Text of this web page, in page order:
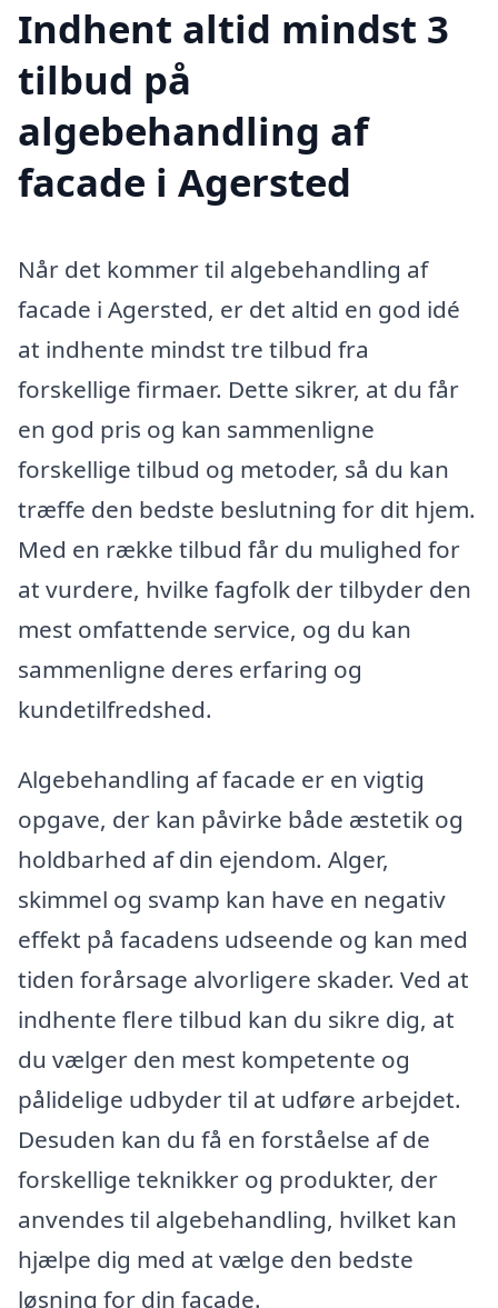
Indhent altid mindst 3
tilbud på
algebehandling af
facade i Agersted
Når det kommer til algebehandling af
facade i Agersted, er det altid en god idé
at indhente mindst tre tilbud fra
forskellige firmaer. Dette sikrer, at du får
en god pris og kan sammenligne
forskellige tilbud og metoder, så du kan
træffe den bedste beslutning for dit hjem.
Med en række tilbud får du mulighed for
at vurdere, hvilke fagfolk der tilbyder den
mest omfattende service, og du kan
sammenligne deres erfaring og
kundetilfredshed.
Algebehandling af facade er en vigtig
opgave, der kan påvirke både æstetik og
holdbarhed af din ejendom. Alger,
skimmel og svamp kan have en negativ
effekt på facadens udseende og kan med
tiden forårsage alvorligere skader. Ved at
indhente flere tilbud kan du sikre dig, at
du vælger den mest kompetente og
pålidelige udbyder til at udføre arbejdet.
Desuden kan du få en forståelse af de
forskellige teknikker og produkter, der
anvendes til algebehandling, hvilket kan
hjælpe dig med at vælge den bedste
løsning for din facade.